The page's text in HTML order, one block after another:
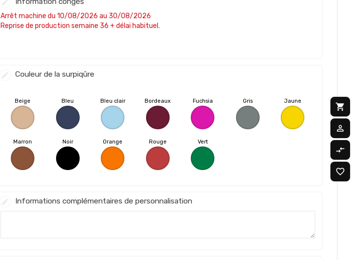
shopping_cart
person_outline
compare_arrows
favorite_border
Arrêt machine du 10/08/2026 au 30/08/2026
Reprise de production semaine 36 + délai habituel.
Couleur de la surpiqûre
Beige Bleu Bleu clair Bordeaux Fuchsia Gris Jaune
Marron Noir Orange Rouge Vert
Informations complémentaires de personnalisation